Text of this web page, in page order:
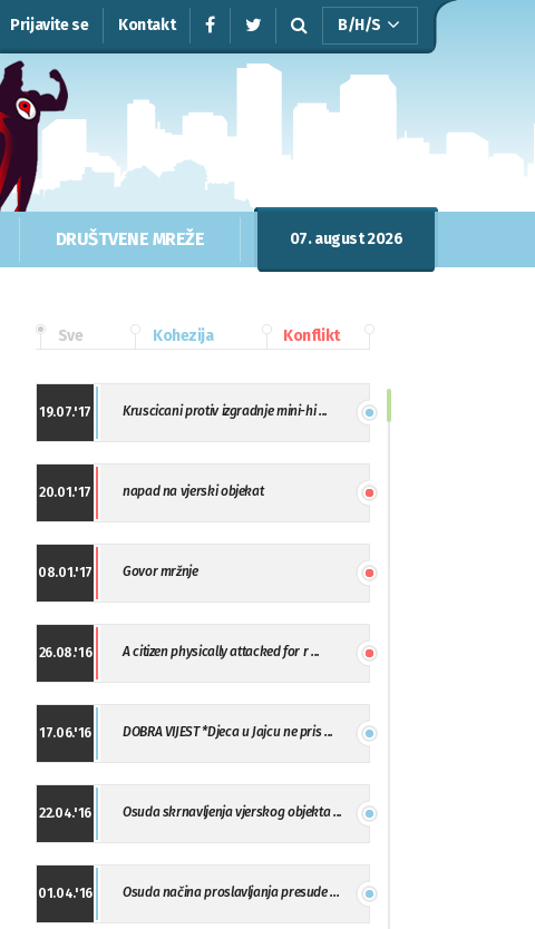
Prijavite se Kontakt B/H/S
DRUŠTVENE MREŽE 07. august 2026
Sve Kohezija Konflikt
19.07.'17 Kruscicani protiv izgradnje mini-hi ...
20.01.'17 napad na vjerski objekat
08.01.'17 Govor mržnje
26.08.'16 A citizen physically attacked for r ...
17.06.'16 DOBRA VIJEST *Djeca u Jajcu ne pris ...
22.04.'16 Osuda skrnavljenja vjerskog objekta ...
01.04.'16 Osuda načina proslavljanja presude ...